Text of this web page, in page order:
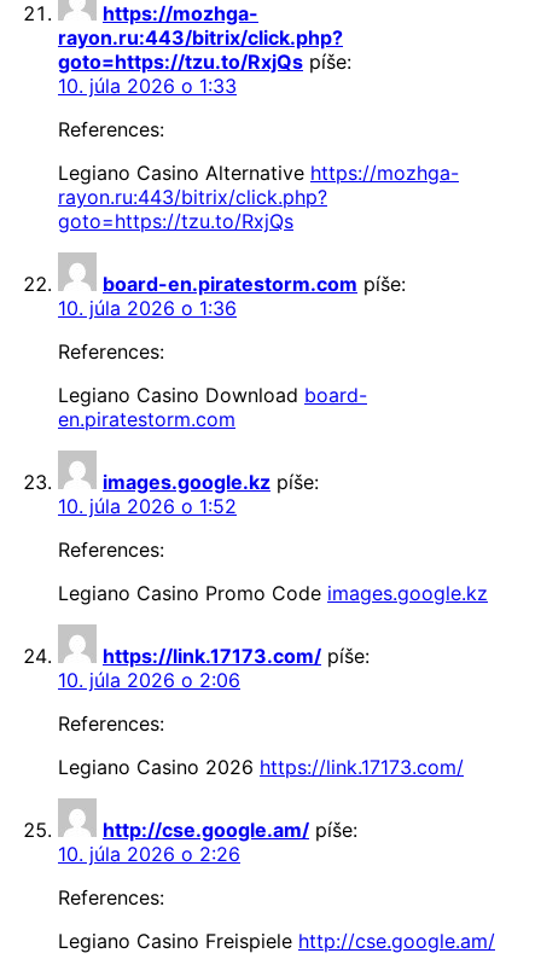
https://mozhga-
rayon.ru:443/bitrix/click.php?
goto=https://tzu.to/RxjQs píše:
10. júla 2026 o 1:33
References:
Legiano Casino Alternative https://mozhga-
rayon.ru:443/bitrix/click.php?
goto=https://tzu.to/RxjQs
board-en.piratestorm.com píše:
10. júla 2026 o 1:36
References:
Legiano Casino Download board-
en.piratestorm.com
images.google.kz píše:
10. júla 2026 o 1:52
References:
Legiano Casino Promo Code images.google.kz
https://link.17173.com/ píše:
10. júla 2026 o 2:06
References:
Legiano Casino 2026 https://link.17173.com/
http://cse.google.am/ píše:
10. júla 2026 o 2:26
References:
Legiano Casino Freispiele http://cse.google.am/